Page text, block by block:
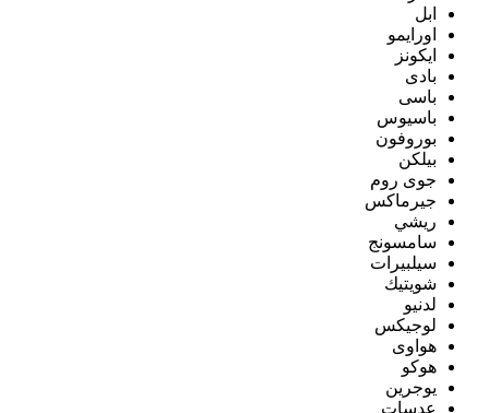
ابل
اورايمو
ايكونز
بادى
باسى
باسيوس
بوروفون
بيلكن
جوى روم
جيرماكس
ريشي
سامسونج
سيلبيرات
شويتيك
لدنيو
لوجيكس
هواوى
هوكو
يوجرين
عدسات